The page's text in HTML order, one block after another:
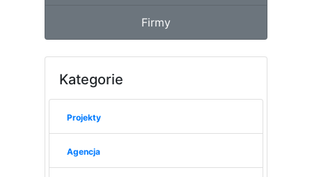
Firmy
Kategorie
Projekty
Agencja